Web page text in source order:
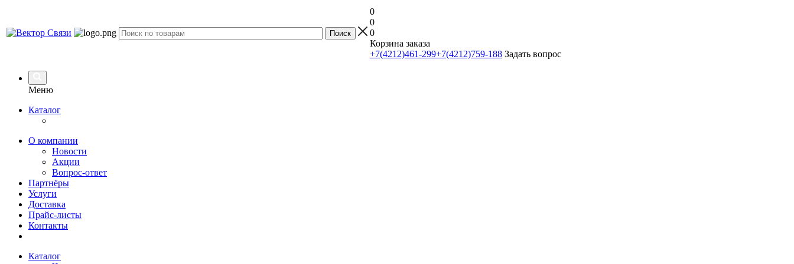
0
0
0
Корзина заказа
+7(4212)461-299+7(4212)759-188 Задать вопрос
Меню
Каталог
О компании
Новости
Акции
Вопрос-ответ
Партнёры
Услуги
Доставка
Прайс-листы
Контакты
Каталог